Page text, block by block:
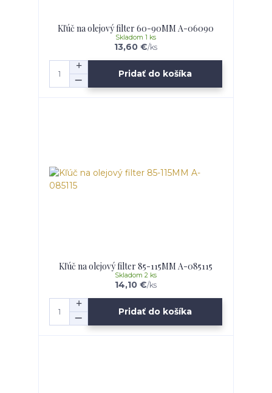
Kľúč na olejový filter 60-90MM A-06090
13,60 €/ks
Skladom 1 ks
Pridať do košíka
Kľúč na olejový filter 85-115MM A-085115
14,10 €/ks
Skladom 2 ks
Pridať do košíka